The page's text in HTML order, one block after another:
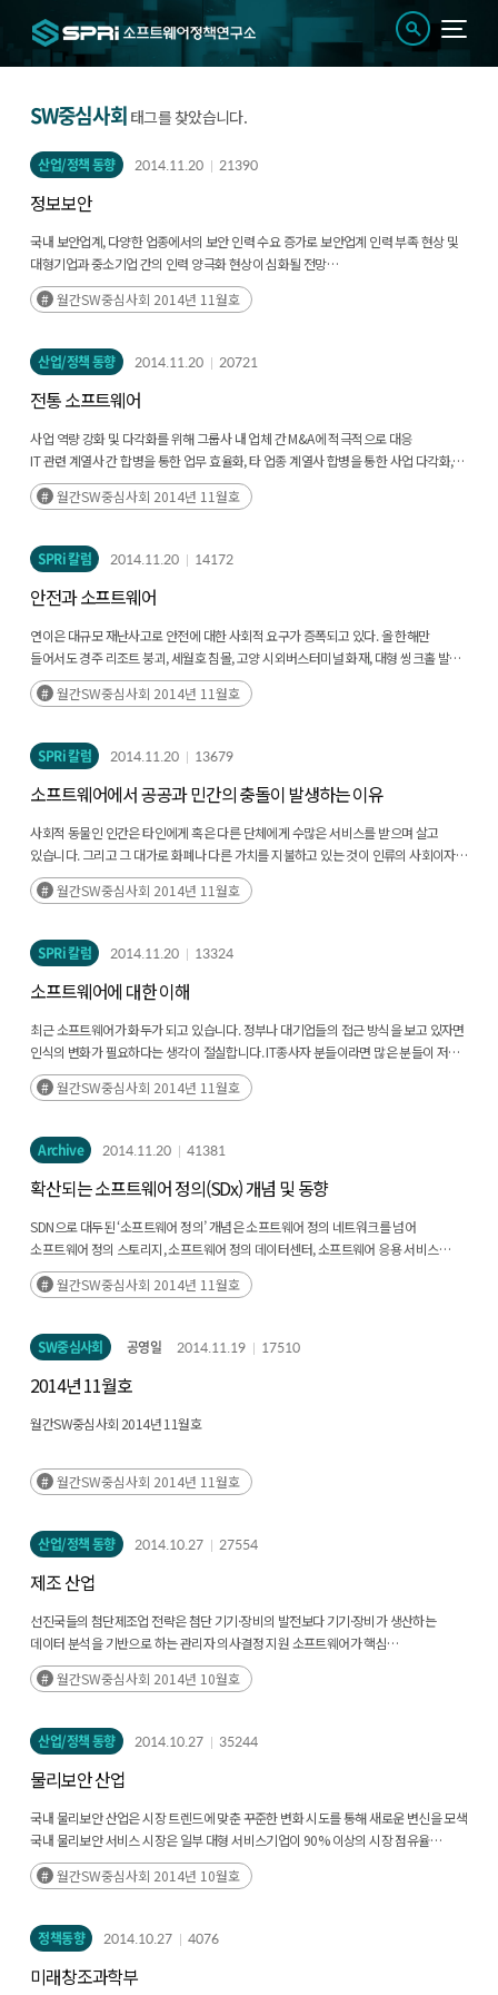
SW중심사회 태그를 찾았습니다.
산업/정책 동향 2014.11.20 21390
정보보안
국내 보안업계, 다양한 업종에서의 보안 인력 수요 증가로 보안업계 인력 부족 현상 및
대형기업과 중소기업 간의 인력 양극화 현상이 심화될 전망
최근 증가하는 보안 사고의 대응으로 대기업, 공공기관, 금융 등 다양한 업종에서 보안
인력 수요가 빠르게 증가
현상이 나타날 전망
월간SW중심사회 2014년 11월호
산업/정책 동향 2014.11.20 20721
전통 소프트웨어
사업 역량 강화 및 다각화를 위해 그룹사 내 업체 간 M&A에 적극적으로 대응
IT 관련 계열사 간 합병을 통한 업무 효율화, 타 업종 계열사 합병을 통한 사업 다각화,
대기업 일감몰아주기 규제 대응 등이 주요 목표
월간SW중심사회 2014년 11월호
SPRi 칼럼 2014.11.20 14172
안전과 소프트웨어
연이은 대규모 재난사고로 안전에 대한 사회적 요구가 증폭되고 있다. 올 한해만
들어서도 경주 리조트 붕괴, 세월호 침몰, 고양 시외버스터미널 화재, 대형 씽크홀 발생,
부산·울산의 기록적인 폭우, 판교 환풍구 추락사고 등 많은 인명을 앗아가는 안타까운
사고들이 이어지고 있다. 우리 사회의 안전체계에 대한 철저한 점검과 대책 마련을 통해
월간SW중심사회 2014년 11월호
SPRi 칼럼 2014.11.20 13679
소프트웨어에서 공공과 민간의 충돌이 발생하는 이유
사회적 동물인 인간은 타인에게 혹은 다른 단체에게 수많은 서비스를 받으며 살고
있습니다. 그리고 그 대가로 화폐나 다른 가치를 지불하고 있는 것이 인류의 사회이자
경제시스템입니다. 경제시스템의 기업이 제공하는 서비스는 기업의 이윤을 위해
제공됩니다.
월간SW중심사회 2014년 11월호
SPRi 칼럼 2014.11.20 13324
소프트웨어에 대한 이해
최근 소프트웨어가 화두가 되고 있습니다. 정부나 대기업들의 접근 방식을 보고 있자면
인식의 변화가 필요하다는 생각이 절실합니다. IT종사자 분들이라면 많은 분들이 저와
비슷한 생각을 하십니다. 그러나 소프트웨어 분야를 잘 모르시는 분들이라면
소프트웨어가 무엇이 다른지 알기 어렵습니다. 도대체 소프트웨어는 무엇이 다를까요?
월간SW중심사회 2014년 11월호
Archive 2014.11.20 41381
확산되는 소프트웨어 정의(SDx) 개념 및 동향
SDN으로 대두된 ‘소프트웨어 정의’ 개념은 소프트웨어 정의 네트워크를 넘어
소프트웨어 정의 스토리지, 소프트웨어 정의 데이터센터, 소프트웨어 응용 서비스
등으로 빠르게 확산되어 SDx (Software Defined Anything/Everything)의 개념으로
확장되었다.
월간SW중심사회 2014년 11월호
SW중심사회 공영일 2014.11.19 17510
2014년 11월호
월간SW중심사회 2014년 11월호
월간SW중심사회 2014년 11월호
산업/정책 동향 2014.10.27 27554
제조 산업
선진국들의 첨단제조업 전략은 첨단 기기·장비의 발전보다 기기·장비가 생산하는
데이터 분석을 기반으로 하는 관리자 의사결정 지원 소프트웨어가 핵심
센서, 컨트롤러, 네트워크 기술의 발전이 제조업과 ICT의 융합을 촉발했으나, 비용 절감
및 생산 효율성 증대 등 혁신을 위해서는 제조 데이터 분석 기술 역량 강화가 필요
지원하는 지능화의 핵심. 하드웨어 상태 파악 및 기능 조율을 통해 기기의 최적화된
성능을 이끌어 내는 것이 가능
하드웨어 교체 중심의 성능 향상이 아닌 소프트웨어 업그레이드만으로 성능 개선이
월간SW중심사회 2014년 10월호
산업/정책 동향 2014.10.27 35244
물리보안 산업
국내 물리보안 산업은 시장 트렌드에 맞춘 꾸준한 변화 시도를 통해 새로운 변신을 모색
국내 물리보안 서비스 시장은 일부 대형 서비스기업이 90% 이상의 시장 점유율
차지하고 있는 독과점 시장이며, 경쟁 구도가 고착화와 고객 유치 경쟁이 심화되고 있는
상황
자체적인 제품 및 솔루션의 R&D 역량이 부족한 상황
국내 물리보안 제품 시장도 소수의 대형 제조기업을 제외하면 중소기업이 대다수를
차지하고 있어 신기술·신제품 개발 및 제품 품질 개선 역량이 부족
월간SW중심사회 2014년 10월호
정책동향 2014.10.27 4076
미래창조과학부